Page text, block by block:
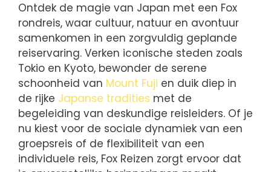
Ontdek de magie van Japan met een Fox
rondreis, waar cultuur, natuur en avontuur
samenkomen in een zorgvuldig geplande
reiservaring. Verken iconische steden zoals
Tokio en Kyoto, bewonder de serene
schoonheid van Mount Fuji en duik diep in
de rijke Japanse tradities met de
begeleiding van deskundige reisleiders. Of je
nu kiest voor de sociale dynamiek van een
groepsreis of de flexibiliteit van een
individuele reis, Fox Reizen zorgt ervoor dat